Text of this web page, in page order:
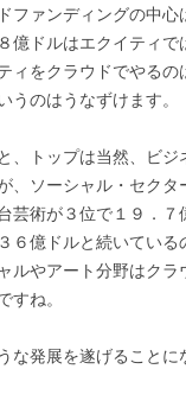
ファンディングの中心
億ドルはエクイティで
ィをクラウドでやるの
うのはうなずけます。
、トップは当然、ビジ
、ソーシャル・セクタ
芸術が３位で１９．７
６億ドルと続いている
ルやアート分野はクラ
すね。
な発展を遂げることに